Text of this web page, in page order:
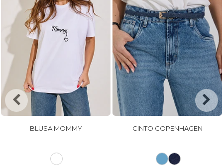
BLUSA MOMMY CINTO COPENHAGEN